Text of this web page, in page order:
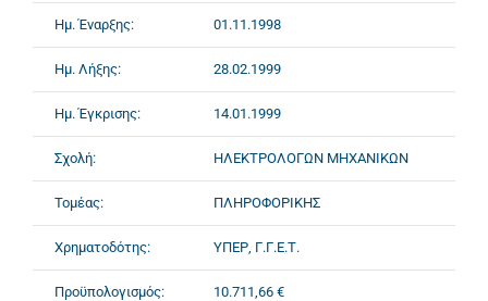
Ημ. Έναρξης: 01.11.1998
Ημ. Λήξης: 28.02.1999
Ημ. Έγκρισης: 14.01.1999
Σχολή: ΗΛΕΚΤΡΟΛΟΓΩΝ ΜΗΧΑΝΙΚΩΝ
Τομέας: ΠΛΗΡΟΦΟΡΙΚΗΣ
Χρηματοδότης: ΥΠΕΡ, Γ.Γ.Ε.Τ.
Προϋπολογισμός: 10.711,66 €